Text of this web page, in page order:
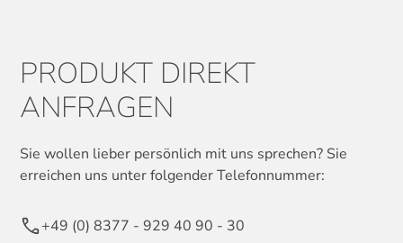
PRODUKT DIREKT
ANFRAGEN
Sie wollen lieber persönlich mit uns sprechen? Sie
erreichen uns unter folgender Telefonnummer:
+49 (0) 8377 - 929 40 90 - 30